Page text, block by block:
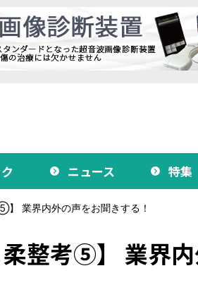
ニュース 特集
業界内外の声をお聞きする！
整考⑤】 業界